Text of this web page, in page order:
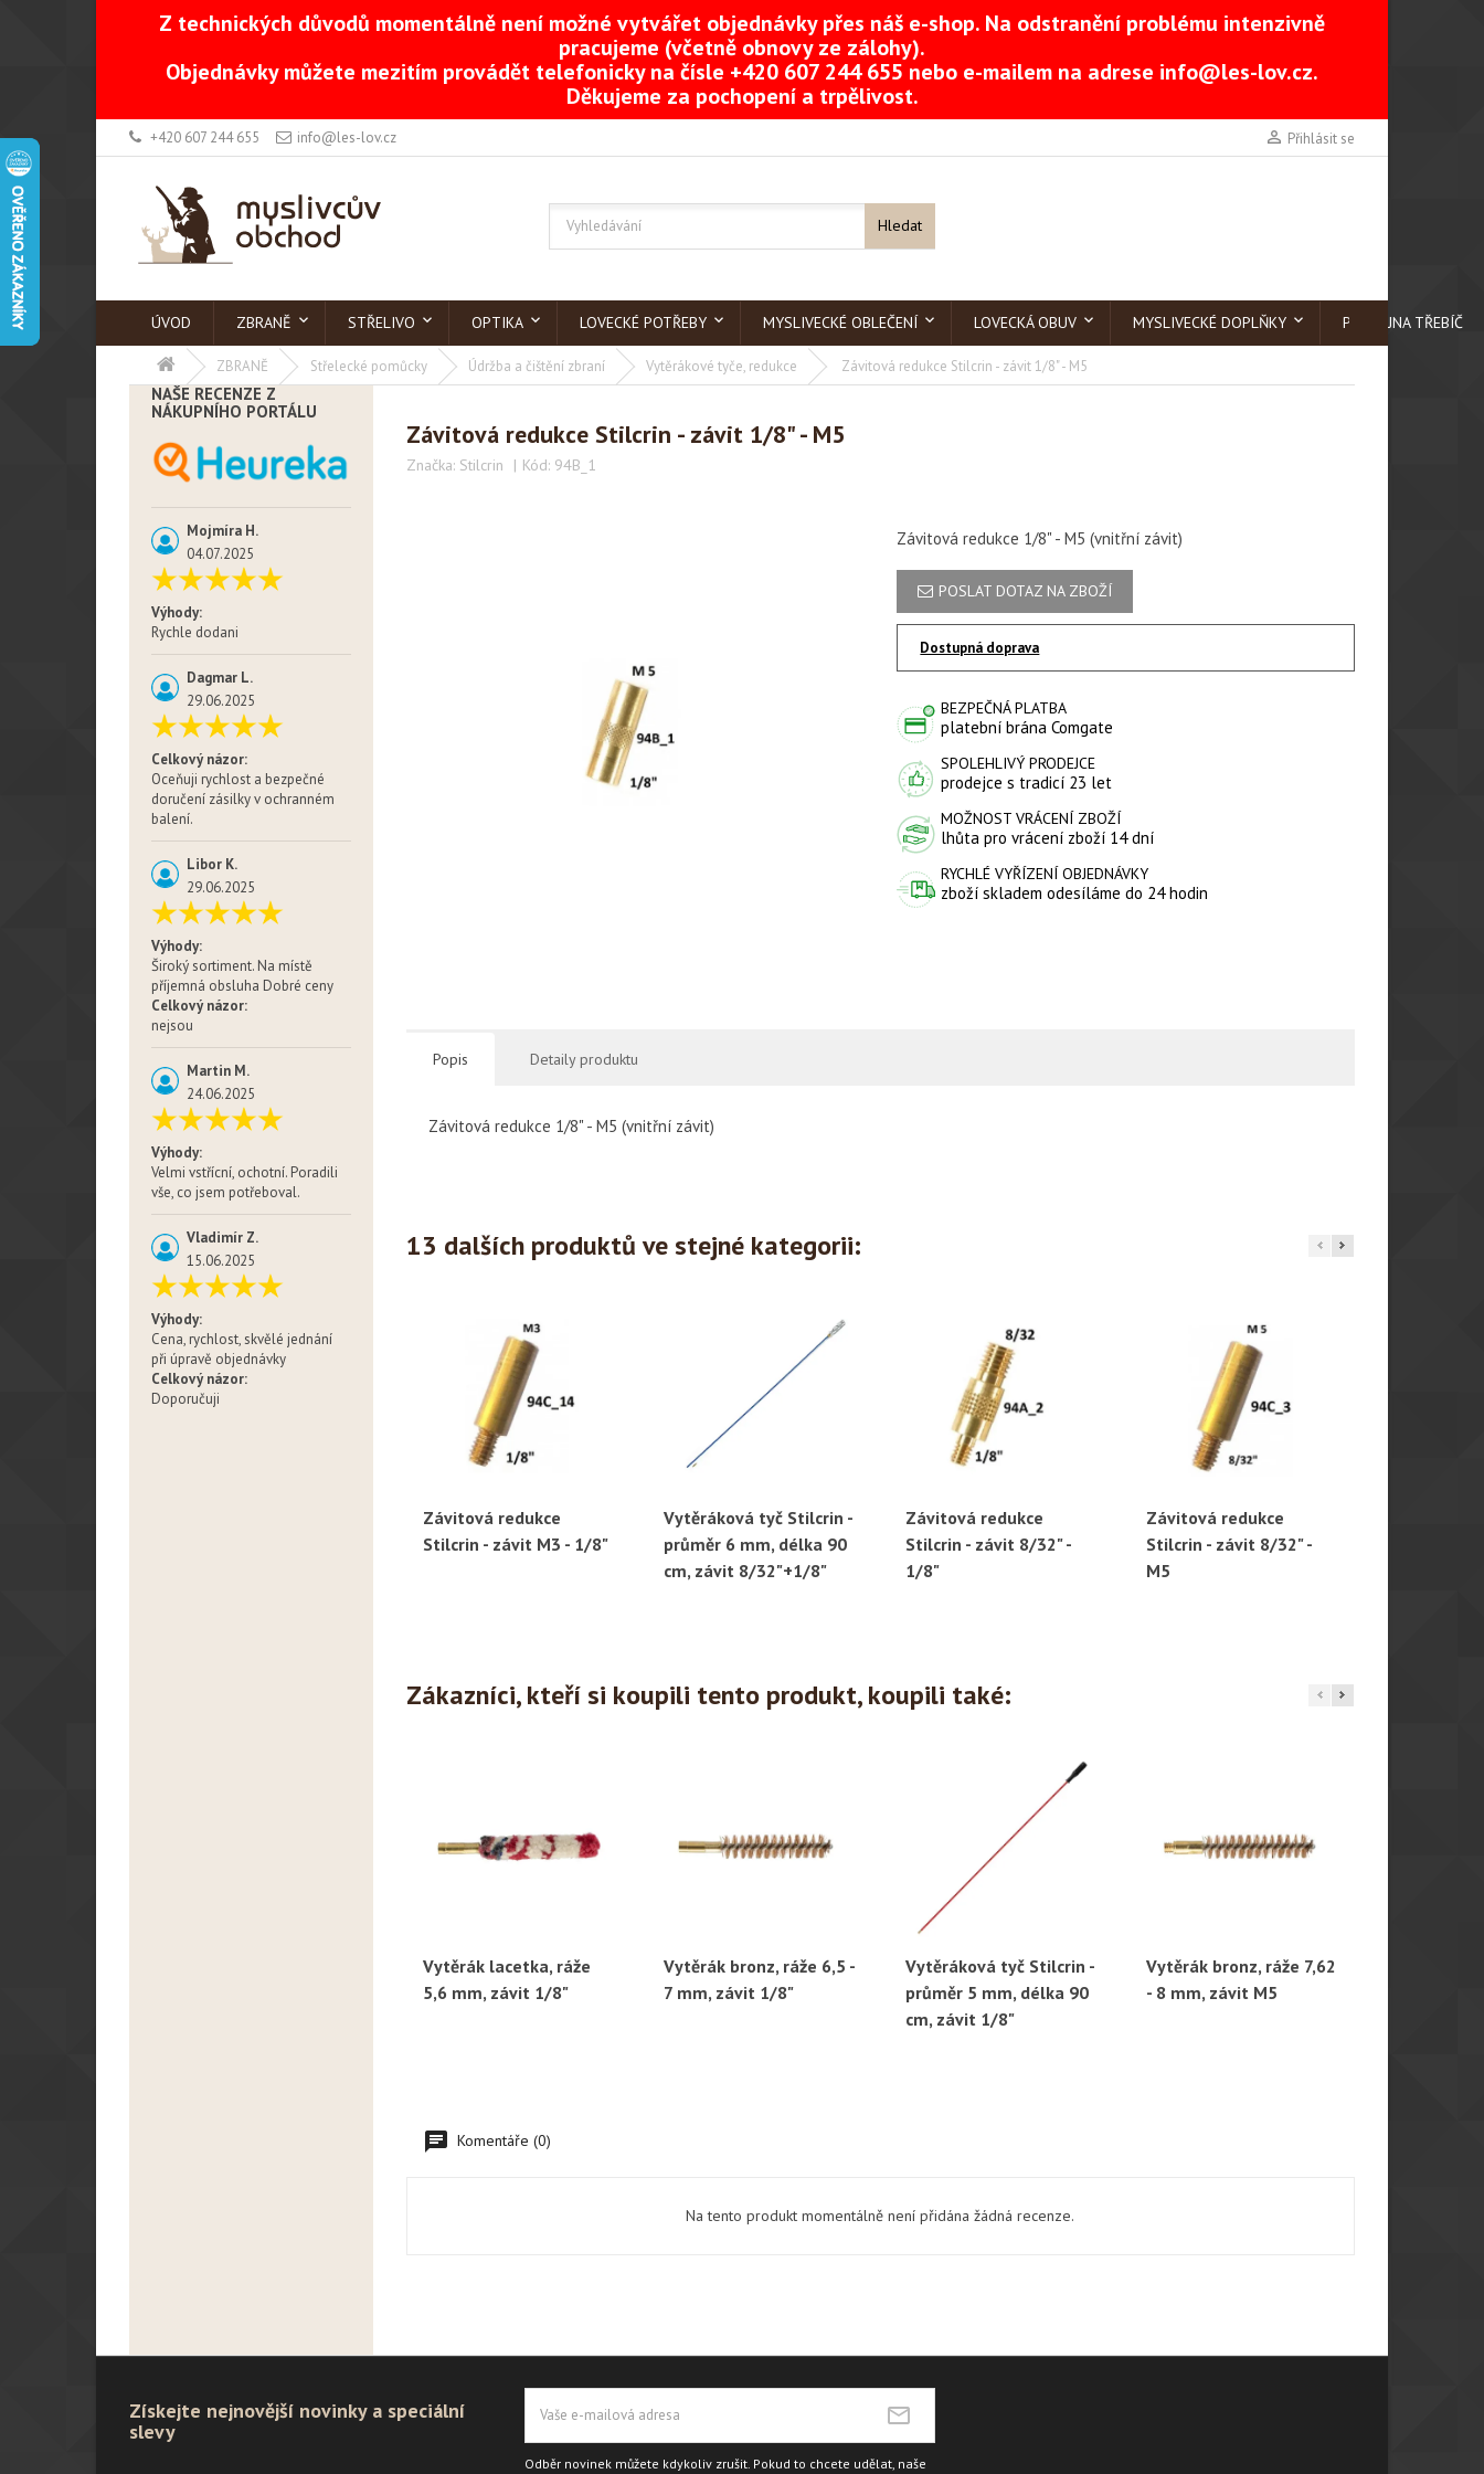
Z technických důvodů momentálně není možné vytvářet objednávky přes náš e-shop. Na odstranění problému intenzivně
pracujeme (včetně obnovy ze zálohy).
Objednávky můžete mezitím provádět telefonicky na čísle +420 607 244 655 nebo e-mailem na adrese info@les-lov.cz.
Děkujeme za pochopení a trpělivost.
+420 607 244 655 info@les-lov.cz  Přihlásit se
Hledat
ÚVOD ZBRANĚ STŘELIVO OPTIKA LOVECKÉ POTŘEBY MYSLIVECKÉ OBLEČENÍ LOVECKÁ OBUV MYSLIVECKÉ DOPLŇKY PRODEJNA TŘEBÍČ
ZBRANĚ Střelecké pomůcky Údržba a čištění zbraní Vytěrákové tyče, redukce Závitová redukce Stilcrin - závit 1/8" - M5
NAŠE RECENZE Z
NÁKUPNÍHO PORTÁLU
Mojmíra H.
04.07.2025
Výhody:
Rychle dodani
Dagmar L.
29.06.2025
Celkový názor:
Oceňuji rychlost a bezpečné
doručení zásilky v ochranném
balení.
Libor K.
29.06.2025
Výhody:
Široký sortiment. Na místě
příjemná obsluha Dobré ceny
Celkový názor:
nejsou
Martin M.
24.06.2025
Výhody:
Velmi vstřícní, ochotní. Poradili
vše, co jsem potřeboval.
Vladimír Z.
15.06.2025
Výhody:
Cena, rychlost, skvělé jednání
při úpravě objednávky
Celkový názor:
Doporučuji
Závitová redukce Stilcrin - závit 1/8" - M5
Značka: Stilcrin Kód: 94B_1
Závitová redukce 1/8" - M5 (vnitřní závit)
POSLAT DOTAZ NA ZBOŽÍ
Dostupná doprava
BEZPEČNÁ PLATBA
platební brána Comgate
SPOLEHLIVÝ PRODEJCE
prodejce s tradicí 23 let
MOŽNOST VRÁCENÍ ZBOŽÍ
lhůta pro vrácení zboží 14 dní
RYCHLÉ VYŘÍZENÍ OBJEDNÁVKY
zboží skladem odesíláme do 24 hodin
Popis Detaily produktu
Závitová redukce 1/8" - M5 (vnitřní závit)
13 dalších produktů ve stejné kategorii:
Rychlý náhled
Závitová redukce
Stilcrin - závit M3 - 1/8"
Rychlý náhled
Vytěráková tyč Stilcrin -
průměr 6 mm, délka 90
cm, závit 8/32"+1/8"
Rychlý náhled
Závitová redukce
Stilcrin - závit 8/32" -
1/8"
Rychlý náhled
Závitová redukce
Stilcrin - závit 8/32" -
M5
Zákazníci, kteří si koupili tento produkt, koupili také:
Rychlý náhled
Vytěrák lacetka, ráže
5,6 mm, závit 1/8"
Rychlý náhled
Vytěrák bronz, ráže 6,5 -
7 mm, závit 1/8"
Rychlý náhled
Vytěráková tyč Stilcrin -
průměr 5 mm, délka 90
cm, závit 1/8"
Rychlý náhled
Vytěrák bronz, ráže 7,62
- 8 mm, závit M5
Komentáře (0)
Na tento produkt momentálně není přidána žádná recenze.
Získejte nejnovější novinky a speciální
slevy
Odběr novinek můžete kdykoliv zrušit. Pokud to chcete udělat, naše